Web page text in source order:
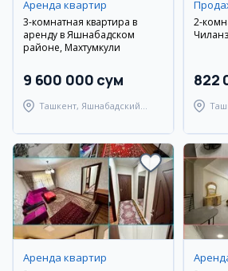
Аренда квартир
3-комнатная квартира в
аренду в Яшнабадском
районе, Махтумкули
9 600 000 сум
Ташкент, Яшнабадский
2-
822
Аренда квартир